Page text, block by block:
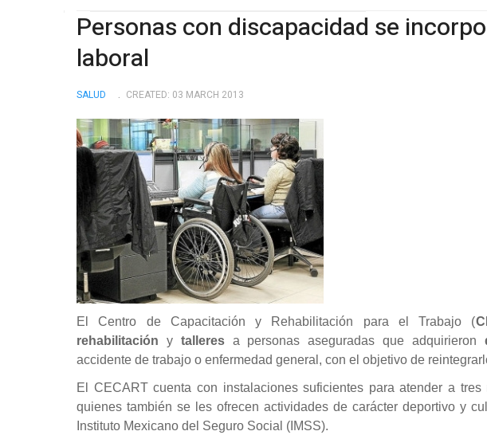
Personas con discapacidad se
laboral
SALUD CREATED: 03 MARCH 2013
El Centro de Capacitación y Rehabilitación para el Trabajo (
rehabilitación y talleresa personas aseguradas que adquirieron
accidente de trabajo o enfermedad general, con el objetivo de
El CECART cuenta con instalaciones suficientes para atender a
quienes también se les ofrecen actividades de carácter deportivo y
Instituto Mexicano del Seguro Social (IMSS).